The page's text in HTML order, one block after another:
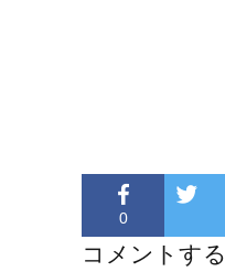
0
コメントする